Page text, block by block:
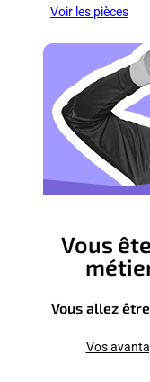
Voir les pièces
Vous
Vous allez
Vos